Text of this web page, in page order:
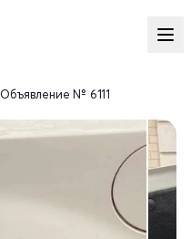
Объявление № 6111